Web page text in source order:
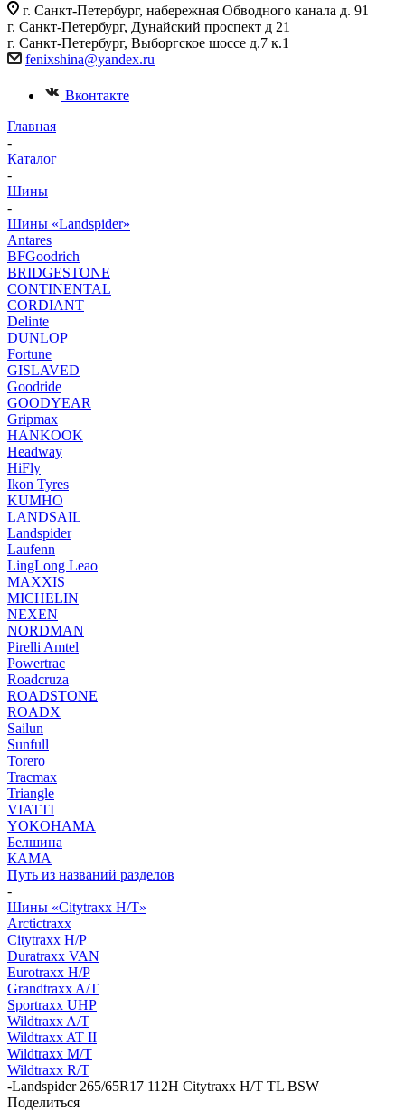
г. Санкт-Петербург, набережная Обводного канала д. 91
г. Санкт-Петербург, Дунайский проспект д 21
г. Санкт-Петербург, Выборгское шоссе д.7 к.1
fenixshina@yandex.ru
Вконтакте
Главная
-
Каталог
-
Шины
-
Шины «Landspider»
Antares
BFGoodrich
BRIDGESTONE
CONTINENTAL
CORDIANT
Delinte
DUNLOP
Fortune
GISLAVED
Goodride
GOODYEAR
Gripmax
HANKOOK
Headway
HiFly
Ikon Tyres
KUMHO
LANDSAIL
Landspider
Laufenn
LingLong Leao
MAXXIS
MICHELIN
NEXEN
NORDMAN
Pirelli Amtel
Powertrac
Roadcruza
ROADSTONE
ROADX
Sailun
Sunfull
Torero
Tracmax
Triangle
VIATTI
YOKOHAMA
Белшина
КАМА
Путь из названий разделов
-
Шины «Citytraxx H/T»
Arctictraxx
Citytraxx H/P
Duratraxx VAN
Eurotraxx H/P
Grandtraxx A/T
Sportraxx UHP
Wildtraxx A/T
Wildtraxx AT II
Wildtraxx M/T
Wildtraxx R/T
-Landspider 265/65R17 112H Citytraxx H/T TL BSW
Поделиться